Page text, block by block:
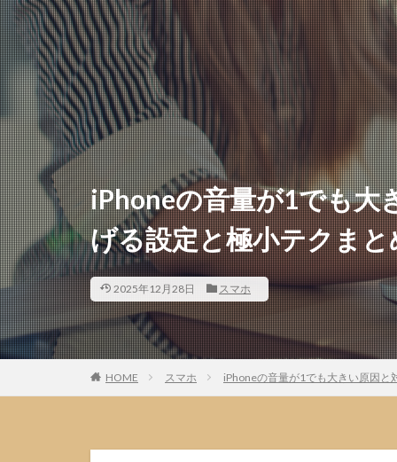
iPhoneの音量が1でも大
げる設定と極小テクまと
2025年12月28日 スマホ
HOME スマホ iPhoneの音量が1でも大きい原因と